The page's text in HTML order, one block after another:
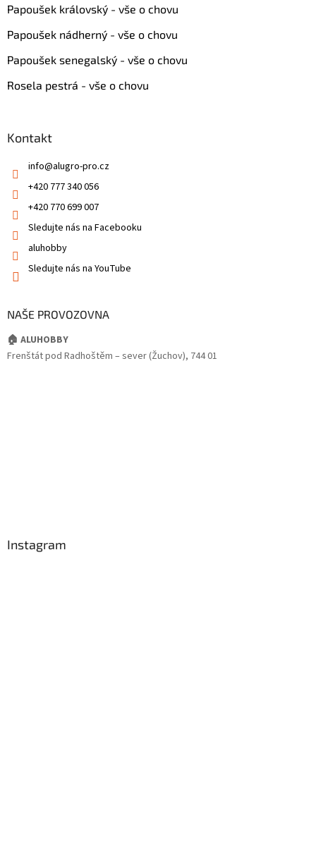
Papoušek královský - vše o chovu
Papoušek nádherný - vše o chovu
Papoušek senegalský - vše o chovu
Rosela pestrá - vše o chovu
Kontakt
info@alugro-pro.cz
+420 777 340 056
+420 770 699 007
Sledujte nás na Facebooku
aluhobby
Sledujte nás na YouTube
NAŠE PROVOZOVNA
🏠 ALUHOBBY
Frenštát pod Radhoštěm – sever (Žuchov), 744 01
Instagram